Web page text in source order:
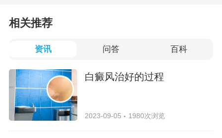
相关推荐
资讯 问答 百科
白癜风治好的过程
2023-09-05 1980次浏览